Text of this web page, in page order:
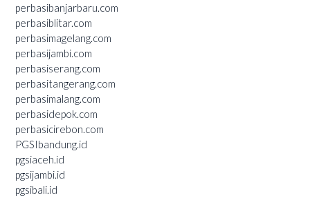
perbasibanjarbaru.com
perbasiblitar.com
perbasimagelang.com
perbasijambi.com
perbasiserang.com
perbasitangerang.com
perbasimalang.com
perbasidepok.com
perbasicirebon.com
PGSIbandung.id
pgsiaceh.id
pgsijambi.id
pgsibali.id